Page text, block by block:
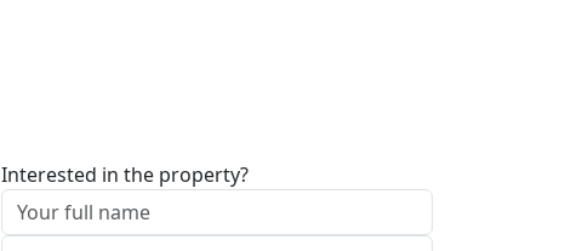
Interested in the property?